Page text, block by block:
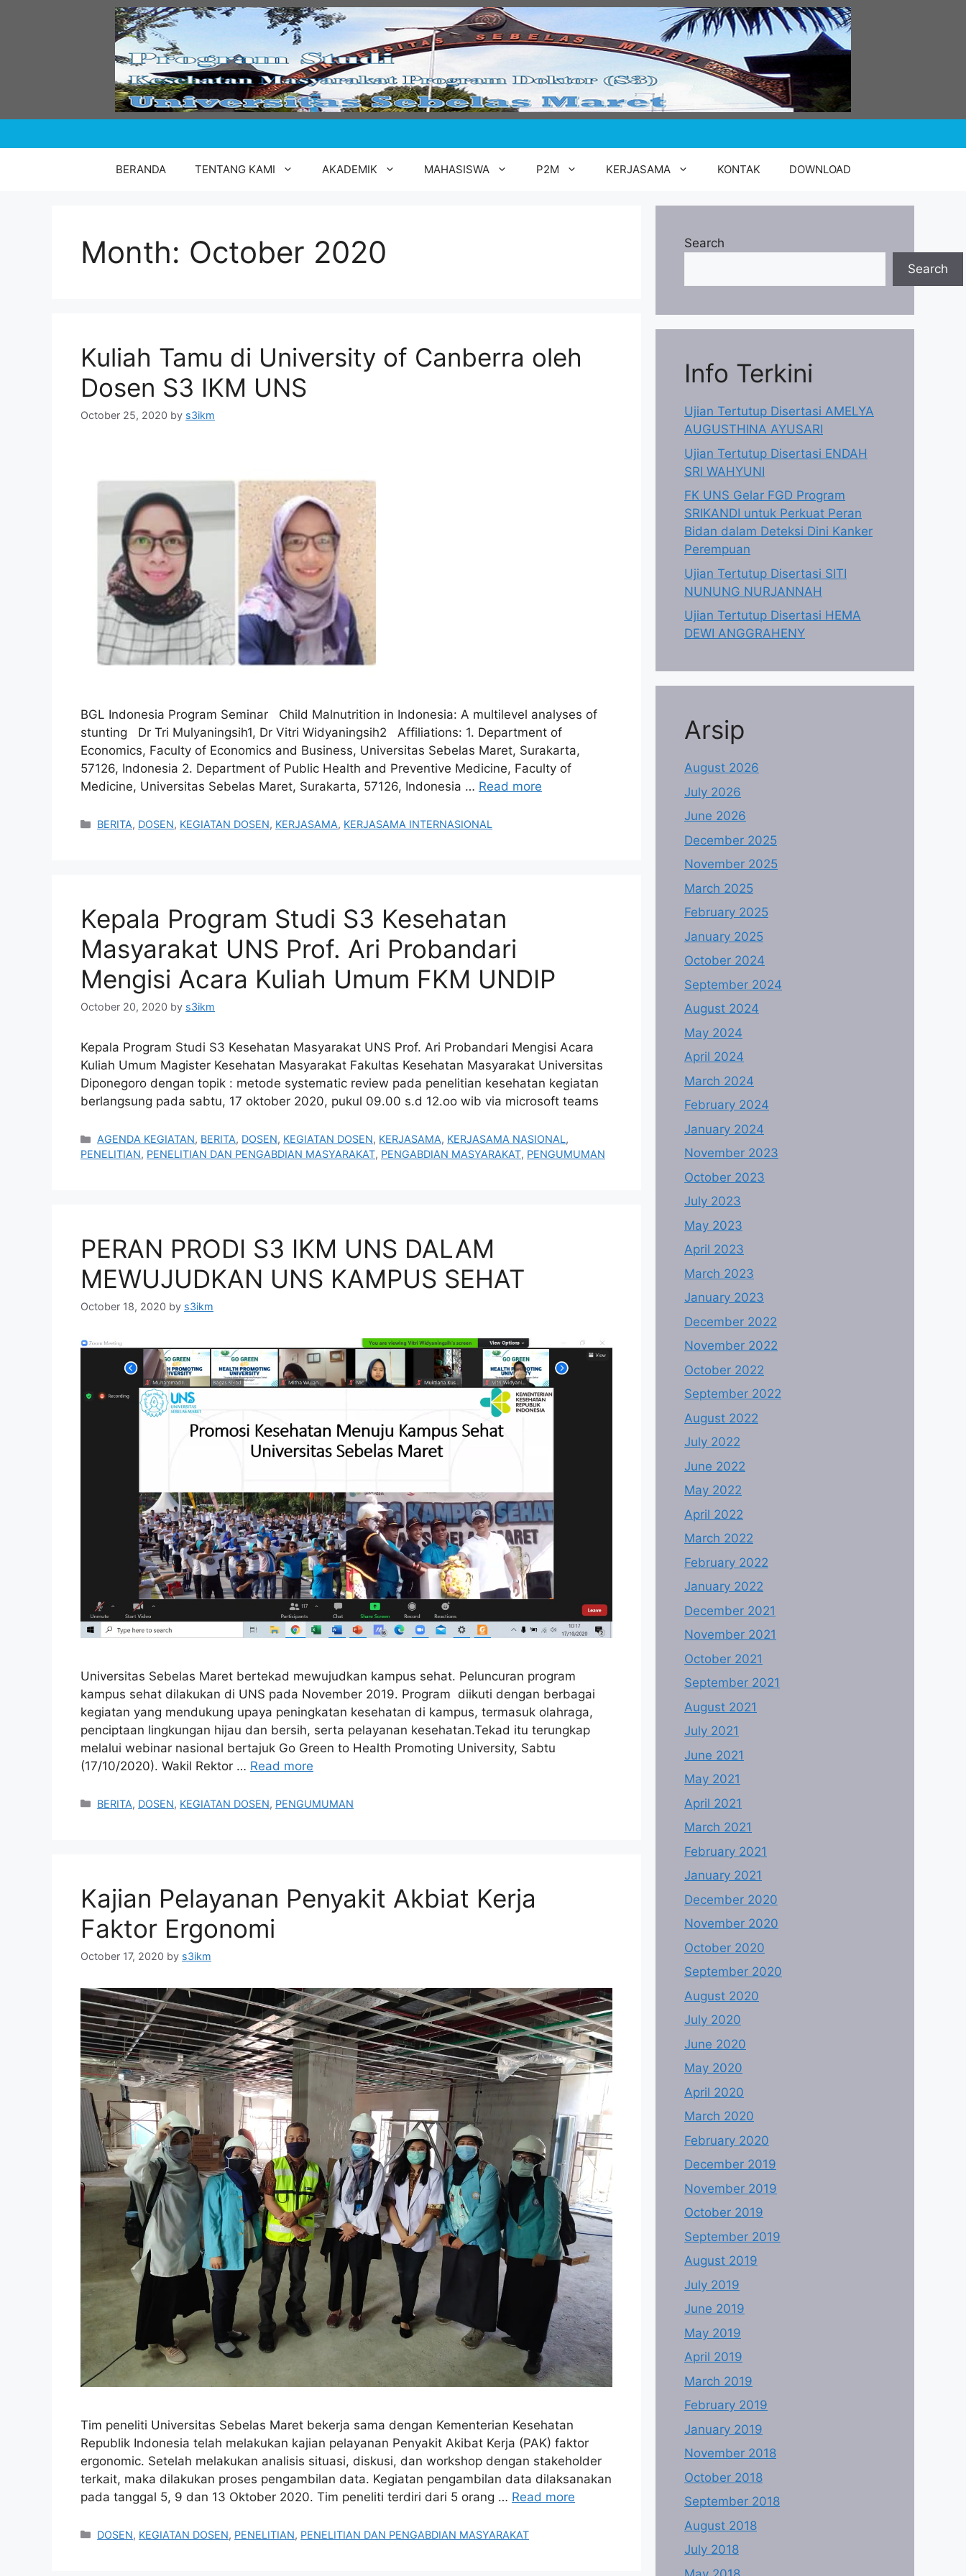
BERANDA TENTANG KAMI AKADEMIK MAHASISWA P2M KERJASAMA KONTAK DOWNLOAD
Month: October 2020
Kuliah Tamu di University of Canberra oleh
Dosen S3 IKM UNS
October 25, 2020 by s3ikm
BGL Indonesia Program Seminar Child Malnutrition in Indonesia: A multilevel analyses of
stunting Dr Tri Mulyaningsih1, Dr Vitri Widyaningsih2 Affiliations: 1. Department of
Economics, Faculty of Economics and Business, Universitas Sebelas Maret, Surakarta,
57126, Indonesia 2. Department of Public Health and Preventive Medicine, Faculty of
Medicine, Universitas Sebelas Maret, Surakarta, 57126, Indonesia … Read more
Categories
BERITA, DOSEN, KEGIATAN DOSEN, KERJASAMA, KERJASAMA INTERNASIONAL
Kepala Program Studi S3 Kesehatan
Masyarakat UNS Prof. Ari Probandari
Mengisi Acara Kuliah Umum FKM UNDIP
October 20, 2020 by s3ikm
Kepala Program Studi S3 Kesehatan Masyarakat UNS Prof. Ari Probandari Mengisi Acara
Kuliah Umum Magister Kesehatan Masyarakat Fakultas Kesehatan Masyarakat Universitas
Diponegoro dengan topik : metode systematic review pada penelitian kesehatan kegiatan
berlangsung pada sabtu, 17 oktober 2020, pukul 09.00 s.d 12.oo wib via microsoft teams
Categories
AGENDA KEGIATAN, BERITA, DOSEN, KEGIATAN DOSEN, KERJASAMA, KERJASAMA NASIONAL,
PENELITIAN, PENELITIAN DAN PENGABDIAN MASYARAKAT, PENGABDIAN MASYARAKAT, PENGUMUMAN
PERAN PRODI S3 IKM UNS DALAM
MEWUJUDKAN UNS KAMPUS SEHAT
October 18, 2020 by s3ikm
Universitas Sebelas Maret bertekad mewujudkan kampus sehat. Peluncuran program
kampus sehat dilakukan di UNS pada November 2019. Program diikuti dengan berbagai
kegiatan yang mendukung upaya peningkatan kesehatan di kampus, termasuk olahraga,
penciptaan lingkungan hijau dan bersih, serta pelayanan kesehatan.Tekad itu terungkap
melalui webinar nasional bertajuk Go Green to Health Promoting University, Sabtu
(17/10/2020). Wakil Rektor … Read more
Categories
BERITA, DOSEN, KEGIATAN DOSEN, PENGUMUMAN
Kajian Pelayanan Penyakit Akbiat Kerja
Faktor Ergonomi
October 17, 2020 by s3ikm
Tim peneliti Universitas Sebelas Maret bekerja sama dengan Kementerian Kesehatan
Republik Indonesia telah melakukan kajian pelayanan Penyakit Akibat Kerja (PAK) faktor
ergonomic. Setelah melakukan analisis situasi, diskusi, dan workshop dengan stakeholder
terkait, maka dilakukan proses pengambilan data. Kegiatan pengambilan data dilaksanakan
pada tanggal 5, 9 dan 13 Oktober 2020. Tim peneliti terdiri dari 5 orang … Read more
Categories
DOSEN, KEGIATAN DOSEN, PENELITIAN, PENELITIAN DAN PENGABDIAN MASYARAKAT
Search
Search
Info Terkini
Ujian Tertutup Disertasi AMELYA
AUGUSTHINA AYUSARI
Ujian Tertutup Disertasi ENDAH
SRI WAHYUNI
FK UNS Gelar FGD Program
SRIKANDI untuk Perkuat Peran
Bidan dalam Deteksi Dini Kanker
Perempuan
Ujian Tertutup Disertasi SITI
NUNUNG NURJANNAH
Ujian Tertutup Disertasi HEMA
DEWI ANGGRAHENY
Arsip
August 2026
July 2026
June 2026
December 2025
November 2025
March 2025
February 2025
January 2025
October 2024
September 2024
August 2024
May 2024
April 2024
March 2024
February 2024
January 2024
November 2023
October 2023
July 2023
May 2023
April 2023
March 2023
January 2023
December 2022
November 2022
October 2022
September 2022
August 2022
July 2022
June 2022
May 2022
April 2022
March 2022
February 2022
January 2022
December 2021
November 2021
October 2021
September 2021
August 2021
July 2021
June 2021
May 2021
April 2021
March 2021
February 2021
January 2021
December 2020
November 2020
October 2020
September 2020
August 2020
July 2020
June 2020
May 2020
April 2020
March 2020
February 2020
December 2019
November 2019
October 2019
September 2019
August 2019
July 2019
June 2019
May 2019
April 2019
March 2019
February 2019
January 2019
November 2018
October 2018
September 2018
August 2018
July 2018